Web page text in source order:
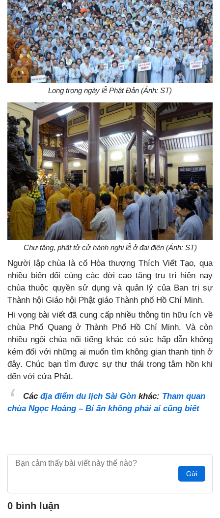
Long trọng ngày lễ Phật Đản (Ảnh: ST)
Chư tăng, phật tử cử hành nghi lễ ở đại điện (Ảnh: ST)
Người lập chùa là cố Hòa thượng Thích Viết Tạo, qua
nhiều biến đổi cùng các đời cao tăng trụ trì hiện nay
chùa thuộc quyền sử dụng và quản lý của Ban trị sự
Thành hội Giáo hội Phật giáo Thành phố Hồ Chí Minh.
Hi vọng bài viết đã cung cấp nhiều thông tin hữu ích về
chùa Phổ Quang ở Thành Phố Hồ Chí Minh. Và còn
nhiều ngôi chùa nổi tiếng khác có sức hấp dẫn không
kém đối với những ai muốn tìm không gian thanh tịnh ở
đây. Chúc bạn tìm được sự thư thái trong tâm hồn khi
đến với cửa Phật.
Các địa điểm du lịch Sài Gòn khác: Tham quan
chùa Ngọc Hoàng – Bí ấn không phải ai cũng biết
Gửi
0 bình luận